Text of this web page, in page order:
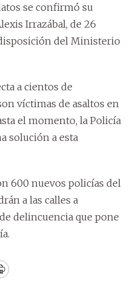
se confirmó su
Irrazábal, de 26
del Ministerio
a cientos de
víctimas de asaltos en
el momento, la Policía
solución a esta
600 nuevos policías del
a las calles a
delincuencia que pone